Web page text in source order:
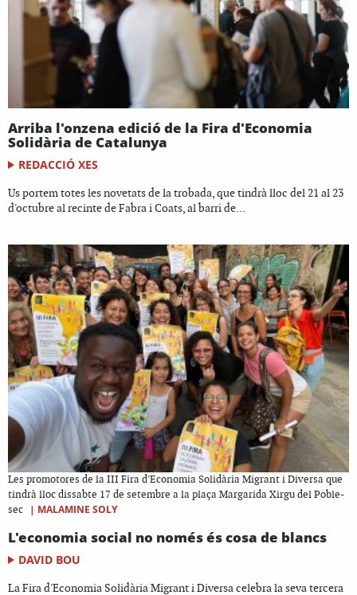
Arriba l'onzena edició de la Fira d'Economia
Solidària de Catalunya
REDACCIÓ XES
Us portem totes les novetats de la trobada, que tindrà lloc del 21 al 23
d'octubre al recinte de Fabra i Coats, al barri de...
Les promotores de la III Fira d'Economia Solidària Migrant i Diversa que
tindrà lloc dissabte 17 de setembre a la plaça Margarida Xirgu del Poble-
sec
| MALAMINE SOLY
L'economia social no només és cosa de blancs
DAVID BOU
La Fira d'Economia Solidària Migrant i Diversa celebra la seva tercera